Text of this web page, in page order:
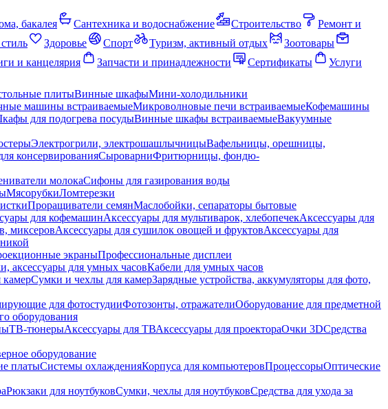
бакалея Сантехника и водоснабжение Строительство
Ремонт и
Здоровье Спорт Туризм, активный отдых
Зоотовары
и канцелярия Запчасти и принадлежности Сертификаты
Услуги
плитыВинные шкафыМини-холодильники
машины встраиваемыеМикроволновые печи встраиваемыеКофемашины
для подогрева посудыВинные шкафы встраиваемыеВакуумные
Электрогрили, электрошашлычницыВафельницы, орешницы,
консервированияСыроварниФритюрницы, фондю-
молокаСифоны для газирования воды
МясорубкиЛомтерезки
Проращиватели семянМаслобойки, сепараторы бытовые
для кофемашинАксессуары для мультиварок, хлебопечекАксессуары для
миксеровАксессуары для сушилок овощей и фруктовАксессуары для
экраныПрофессиональные дисплеи
аксессуары для умных часовКабели для умных часов
камерСумки и чехлы для камерЗарядные устройства, аккумуляторы для фото,
для фотостудииФотозонты, отражателиОборудование для предметной
оборудования
ТВ-тюнерыАксессуары для ТВАксессуары для проектораОчки 3DСредства
оборудование
платыСистемы охлажденияКорпуса для компьютеровПроцессорыОптические
Рюкзаки для ноутбуковСумки, чехлы для ноутбуковСредства для ухода за